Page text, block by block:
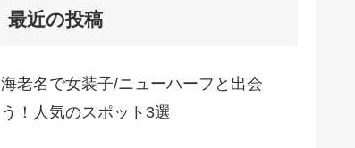
最近の投稿
海老名で女装子/ニューハーフと出会
う！人気のスポット3選